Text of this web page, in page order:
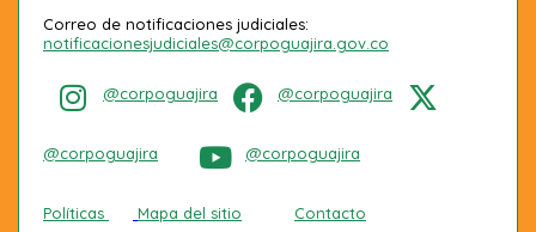
Correo de notificaciones judiciales:
notificacionesjudiciales@corpoguajira.gov.co
@corpoguajira @corpoguajira
@corpoguajira @corpoguajira
Políticas Mapa del sitio Contacto